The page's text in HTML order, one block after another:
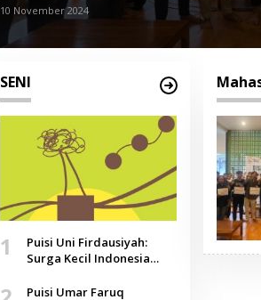
10 November 2024
SENI
1
Puisi Uni Firdausiyah:
Surga Kecil Indonesia
Doa yang Jauh, Narasi
Puisi Umar Faruq